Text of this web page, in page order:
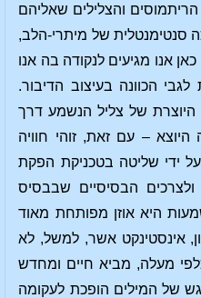
והצלילים שאליהם
סנטימנטלית של מיתרי-הלב,
אנו מגיעים לנקודה בה אנו
הכוונה בעיצוב הדיבור.
היוצרת של צליל הנשמע דרך
היוצא – עם זאת, זוהי חוויה
ידי שליטה בטכניקת הפקת
ולצרכים הבסיסיים שבבסיס
היא אוזן מפותחת מאוד
אינסטינקט אשר, למשל, לא
מעלה, מביא חיים ומחדש
של המילים הופכת לעקומה